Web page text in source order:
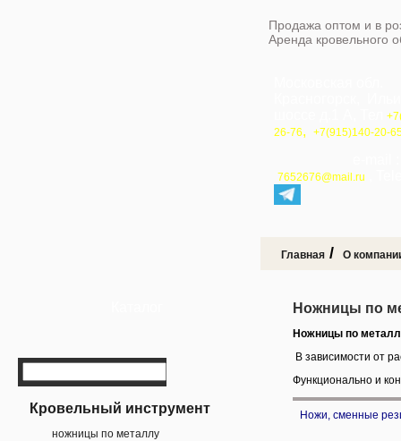
Продажа оптом и в
Аренда кровельного
26-76, +7(915)140-20-
7652676@mail.ru
Главная / О
Кровельный инструмент
ножницы по металлу
Ножницы по
Ножницы по
В зависимости от
Функционально и
Ножи, сменные